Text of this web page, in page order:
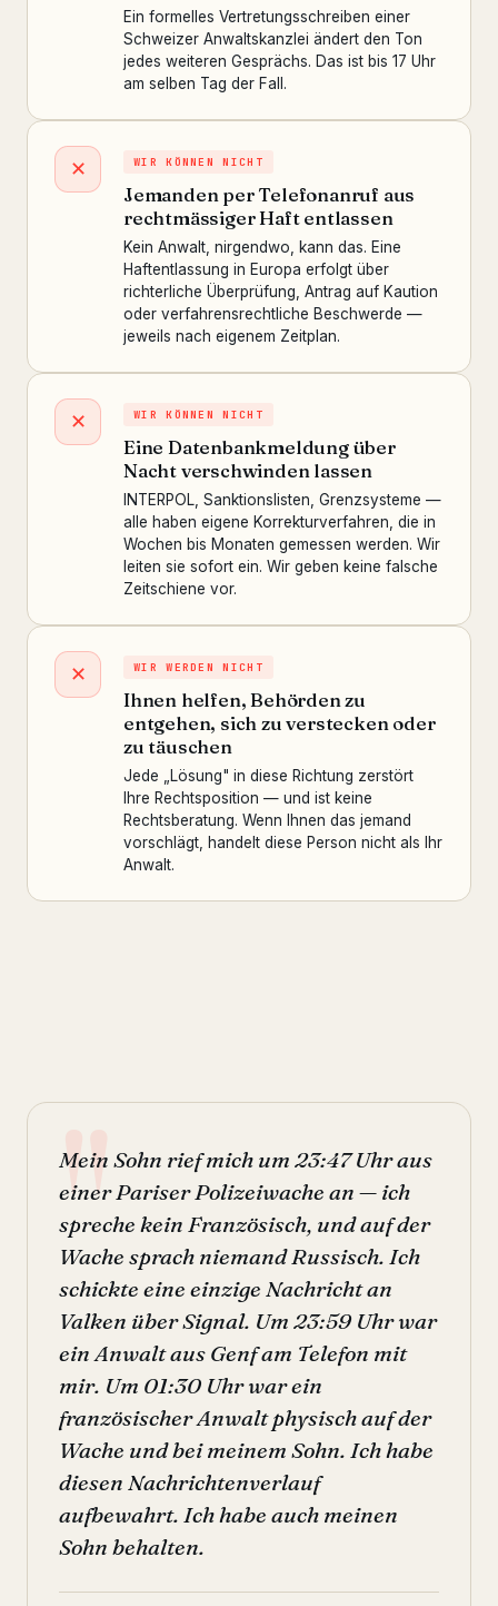
Ein formelles Vertretungsschreiben einer
Schweizer Anwaltskanzlei ändert den Ton
jedes weiteren Gesprächs. Das ist bis 17 Uhr
am selben Tag der Fall.
✕ WIR KÖNNEN NICHT
Jemanden per Telefonanruf aus
rechtmässiger Haft entlassen
Kein Anwalt, nirgendwo, kann das. Eine
Haftentlassung in Europa erfolgt über
richterliche Überprüfung, Antrag auf Kaution
oder verfahrensrechtliche Beschwerde —
jeweils nach eigenem Zeitplan.
✕ WIR KÖNNEN NICHT
Eine Datenbankmeldung über
Nacht verschwinden lassen
INTERPOL, Sanktionslisten, Grenzsysteme —
alle haben eigene Korrekturverfahren, die in
Wochen bis Monaten gemessen werden. Wir
leiten sie sofort ein. Wir geben keine falsche
Zeitschiene vor.
✕ WIR WERDEN NICHT
Ihnen helfen, Behörden zu
entgehen, sich zu verstecken oder
zu täuschen
Jede „Lösung" in diese Richtung zerstört
Ihre Rechtsposition — und ist keine
Rechtsberatung. Wenn Ihnen das jemand
vorschlägt, handelt diese Person nicht als Ihr
Anwalt.
Mein Sohn rief mich um 23:47 Uhr aus
einer Pariser Polizeiwache an — ich
spreche kein Französisch, und auf der
Wache sprach niemand Russisch. Ich
schickte eine einzige Nachricht an
Valken über Signal. Um 23:59 Uhr war
ein Anwalt aus Genf am Telefon mit
mir. Um 01:30 Uhr war ein
französischer Anwalt physisch auf der
Wache und bei meinem Sohn. Ich habe
diesen Nachrichtenverlauf
aufbewahrt. Ich habe auch meinen
Sohn behalten.